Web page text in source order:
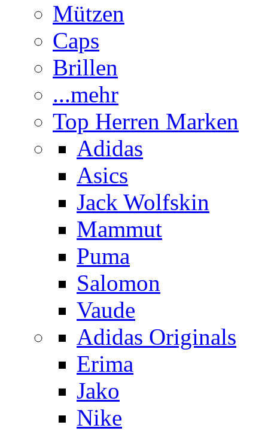
Mützen
Caps
Brillen
...mehr
Top Herren Marken
Adidas
Asics
Jack Wolfskin
Mammut
Puma
Salomon
Vaude
Adidas Originals
Erima
Jako
Nike